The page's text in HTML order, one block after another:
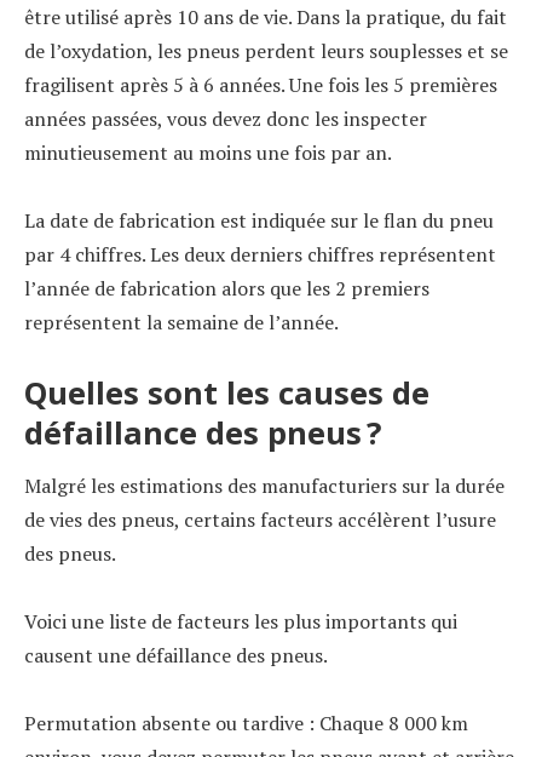
être utilisé après 10 ans de vie. Dans la pratique, du fait
de l’oxydation, les pneus perdent leurs souplesses et se
fragilisent après 5 à 6 années. Une fois les 5 premières
années passées, vous devez donc les inspecter
minutieusement au moins une fois par an.
La date de fabrication est indiquée sur le flan du pneu
par 4 chiffres. Les deux derniers chiffres représentent
l’année de fabrication alors que les 2 premiers
représentent la semaine de l’année.
Quelles sont les causes de
défaillance des pneus ?
Malgré les estimations des manufacturiers sur la durée
de vies des pneus, certains facteurs accélèrent l’usure
des pneus.
Voici une liste de facteurs les plus importants qui
causent une défaillance des pneus.
Permutation absente ou tardive : Chaque 8 000 km